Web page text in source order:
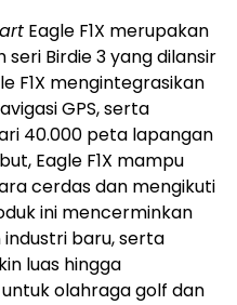
Eagle F1X merupakan
seri Birdie 3 yang dilansir
F1X mengintegrasikan
GPS, serta
40.000 peta lapangan
Eagle F1X mampu
cerdas dan mengikuti
ini mencerminkan
industri baru, serta
luas hingga
olahraga golf dan